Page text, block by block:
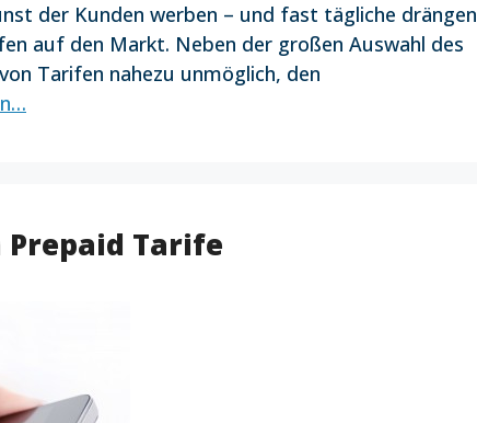
der Kunden werben – und fast tägliche drängen
auf den Markt. Neben der großen Auswahl des
Tarifen nahezu unmöglich, den
Tarife